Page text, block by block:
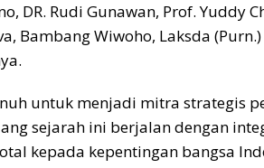
DR. Rudi Gunawan, Prof. Yuddy
Bambang Wiwoho, Laksda
untuk menjadi mitra strategis
sejarah ini berjalan dengan
kepada kepentingan bangsa